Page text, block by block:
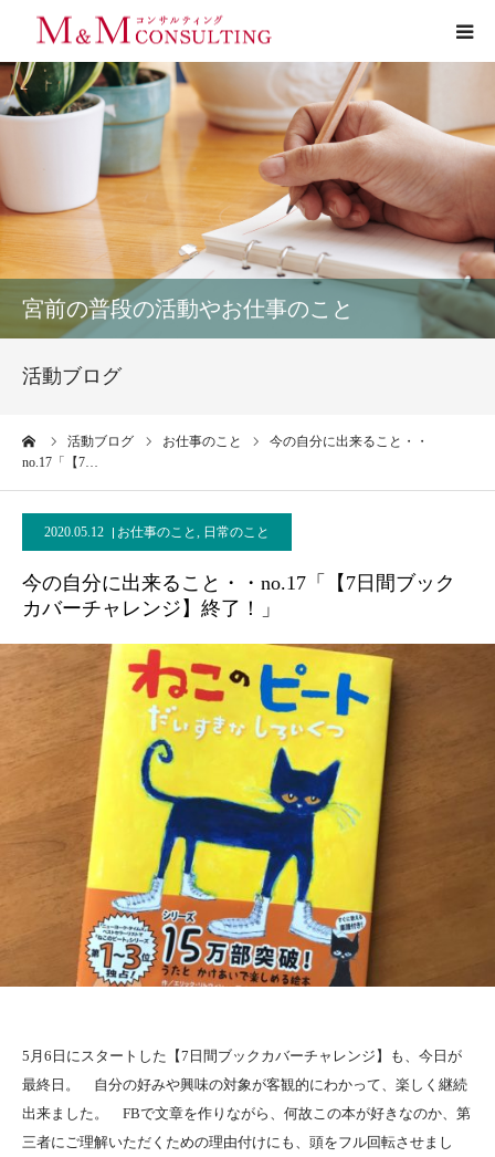
宮前の普段の活動やお仕事のこと
活動ブログ
活動ブログ お仕事のこと
今の自分に出来ること・・
no.17「【7…
2020.05.12 お仕事のこと, 日常のこと
今の自分に出来ること・・no.17「【7日間ブック
カバーチャレンジ】終了！」
5月6日にスタートした【7日間ブックカバーチャレンジ】も、今日が
最終日。 自分の好みや興味の対象が客観的にわかって、楽しく継続
出来ました。 FBで文章を作りながら、何故この本が好きなのか、第
三者にご理解いただくための理由付けにも、頭をフル回転させまし
プロフィール
サービス
お客様の声
実績